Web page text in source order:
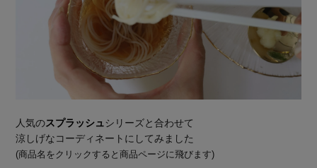
人気のスプラッシュ シリーズと合わせて
涼しげなコーディネートにしてみました
(商品名をクリックすると商品ページに飛びます)